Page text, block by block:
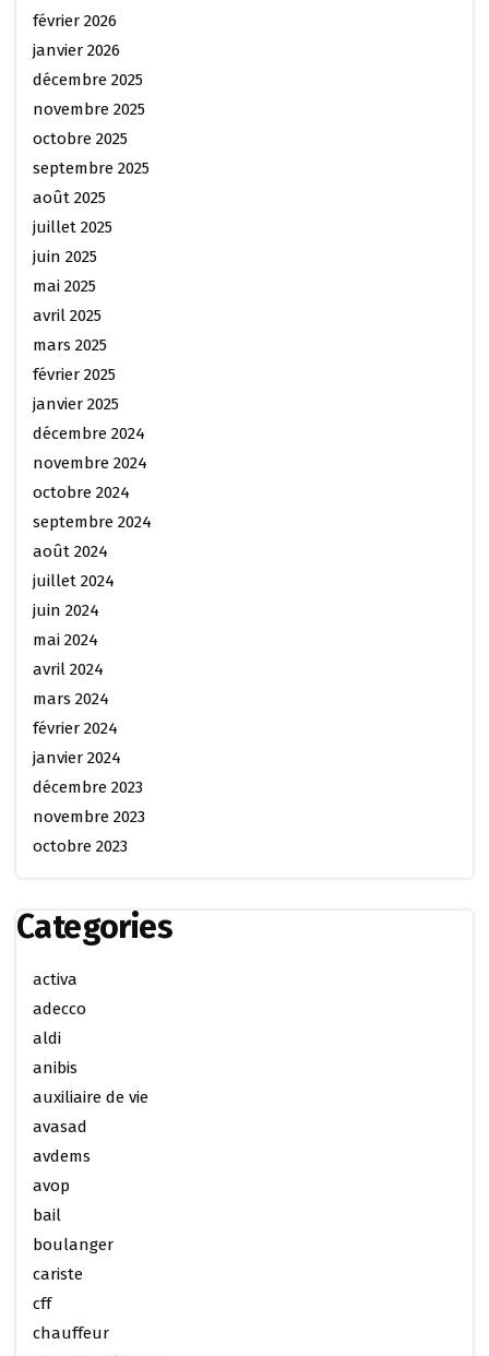
février 2026
janvier 2026
décembre 2025
novembre 2025
octobre 2025
septembre 2025
août 2025
juillet 2025
juin 2025
mai 2025
avril 2025
mars 2025
février 2025
janvier 2025
décembre 2024
novembre 2024
octobre 2024
septembre 2024
août 2024
juillet 2024
juin 2024
mai 2024
avril 2024
mars 2024
février 2024
janvier 2024
décembre 2023
novembre 2023
octobre 2023
Categories
activa
adecco
aldi
anibis
auxiliaire de vie
avasad
avdems
avop
bail
boulanger
cariste
cff
chauffeur